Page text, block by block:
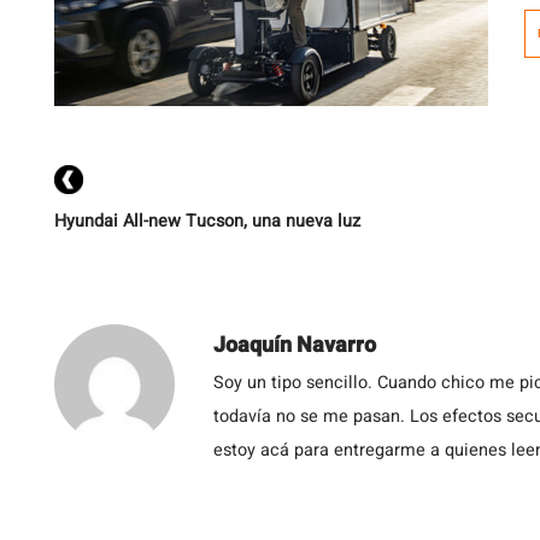
Hyundai All-new Tucson, una nueva luz
Joaquín Navarro
Soy un tipo sencillo. Cuando chico me
todavía no se me pasan. Los efectos
estoy acá para entregarme a quienes